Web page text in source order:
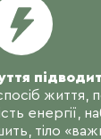
життя,
енергії,
тіло